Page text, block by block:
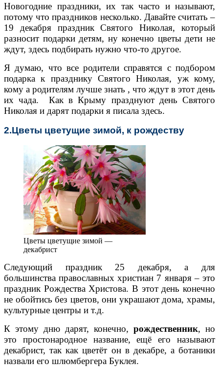
Новогодние праздники, их так часто и называют,
потому что праздников несколько. Давайте считать –
19 декабря праздник Святого Николая, который
разносит подарки детям, ну конечно цветы дети не
ждут, здесь подбирать нужно что-то другое.
Я думаю, что все родители справятся с подбором
подарка к празднику Святого Николая, уж кому,
кому а родителям лучше знать , что ждут в этот день
их чада. Как в Крыму празднуют день Святого
Николая и дарят подарки я писала здесь.
2.Цветы цветущие зимой, к рождеству
Цветы цветущие зимой —
декабрист
Следующий праздник 25 декабря, а для
большинства православных христиан 7 января – это
праздник Рождества Христова. В этот день конечно
не обойтись без цветов, они украшают дома, храмы,
культурные центры и т.д.
К этому дню дарят, конечно, рождественник, но
это простонародное название, ещё его называют
декабрист, так как цветёт он в декабре, а ботаники
назвали его шлюмбергера Буклея.